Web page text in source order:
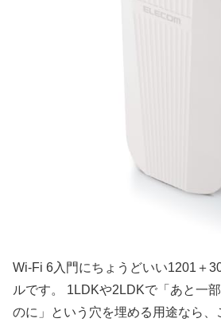
Wi-Fi 6入門にちょうどいい1201＋
ルです。 1LDKや2LDKで「あと一
のに」という穴を埋める用途なら、